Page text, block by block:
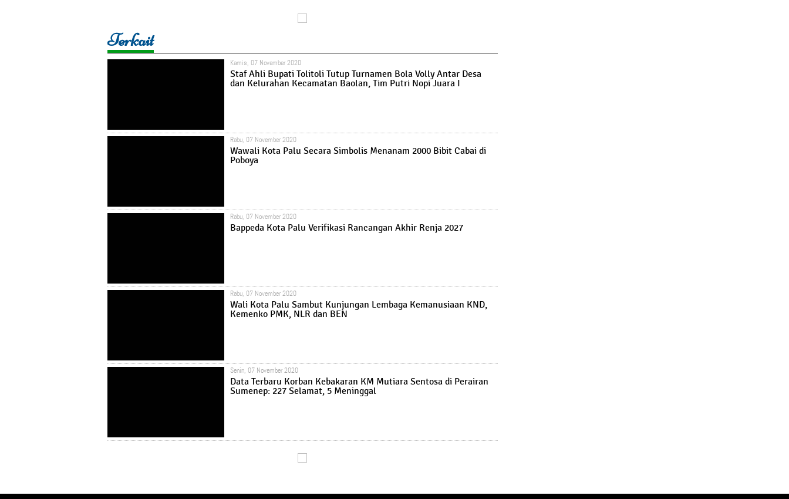
Terkait
Kamis, 07 November 2020
Staf Ahli Bupati Tolitoli Tutup Turnamen Bola Volly Antar Desa
dan Kelurahan Kecamatan Baolan, Tim Putri Nopi Juara I
Rabu, 07 November 2020
Wawali Kota Palu Secara Simbolis Menanam 2000 Bibit Cabai di
Poboya
Rabu, 07 November 2020
Bappeda Kota Palu Verifikasi Rancangan Akhir Renja 2027
Rabu, 07 November 2020
Wali Kota Palu Sambut Kunjungan Lembaga Kemanusiaan KND,
Kemenko PMK, NLR dan BEN
Senin, 07 November 2020
Data Terbaru Korban Kebakaran KM Mutiara Sentosa di Perairan
Sumenep: 227 Selamat, 5 Meninggal